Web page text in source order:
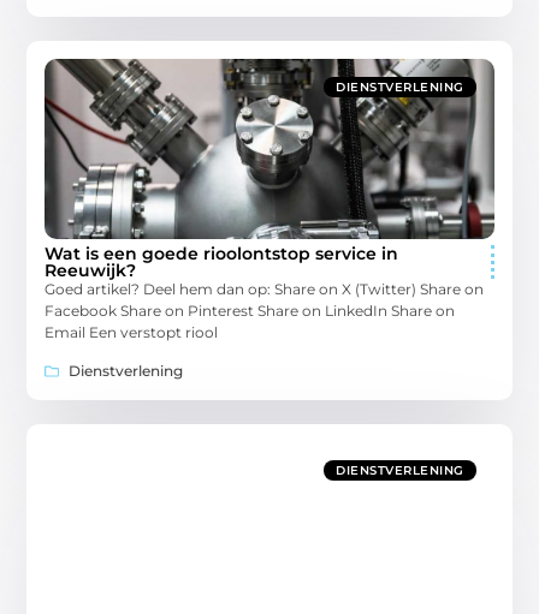
DIENSTVERLENING
Wat is een goede rioolontstop service in
Reeuwijk?
Goed artikel? Deel hem dan op: Share on X (Twitter) Share on
Facebook Share on Pinterest Share on LinkedIn Share on
Email Een verstopt riool
Dienstverlening
DIENSTVERLENING